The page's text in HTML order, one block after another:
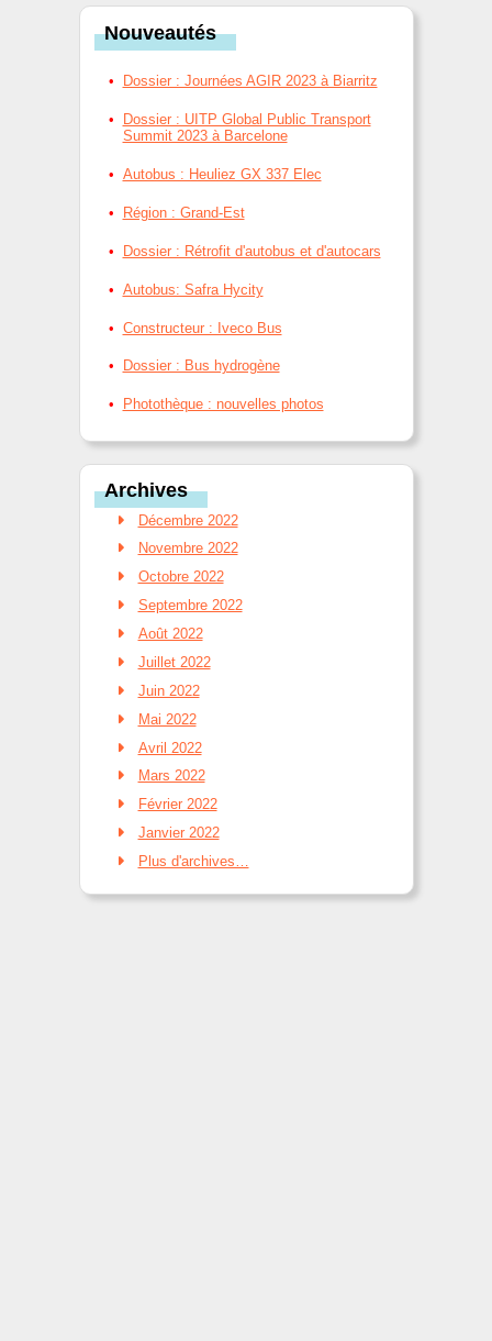
Nouveautés
Dossier : Journées AGIR 2023 à Biarritz
Dossier : UITP Global Public Transport
Summit 2023 à Barcelone
Autobus : Heuliez GX 337 Elec
Région : Grand-Est
Dossier : Rétrofit d'autobus et d'autocars
Autobus: Safra Hycity
Constructeur : Iveco Bus
Dossier : Bus hydrogène
Photothèque : nouvelles photos
Archives
Décembre 2022
Novembre 2022
Octobre 2022
Septembre 2022
Août 2022
Juillet 2022
Juin 2022
Mai 2022
Avril 2022
Mars 2022
Février 2022
Janvier 2022
Plus d'archives…